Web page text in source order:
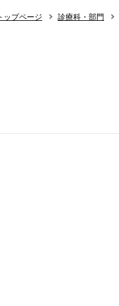
ップページ 診療科・部門